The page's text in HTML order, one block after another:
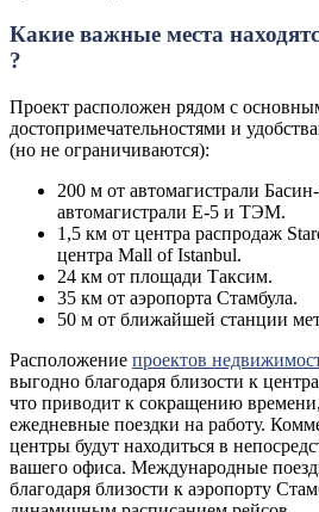
Какие важные места
?
Проект расположен рядом с
достопримечательностями и
(но не ограничиваются):
200 м от автомагистрали
автомагистрали Е-5 и ТЭМ.
1,5 км от центра распродаж
центра Mall of Istanbul.
24 км от площади Таксим.
35 км от аэропорта Стамбула.
50 м от ближайшей станции
Расположение проектов
выгодно благодаря близости к
что приводит к сокращению времени,
ежедневные поездки на работу.
центры будут находиться в
вашего офиса. Международные
благодаря близости к аэропорту